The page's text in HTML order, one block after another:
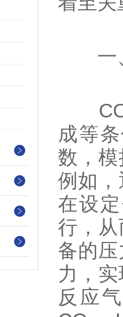
一、
CO₂
成等
数，
例如
在设
行，
备的
力，
反应